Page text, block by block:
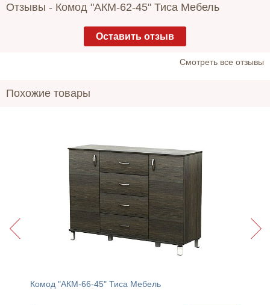
Отзывы - Комод "АКМ-62-45" Тиса Мебель
Оставить отзыв
Cмотреть все отзывы
Похожие товары
Комод "АКМ-66-45" Тиса Мебель